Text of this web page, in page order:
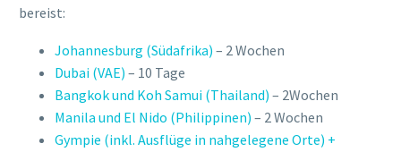
bereist:
Johannesburg (Südafrika) – 2 Wochen
Dubai (VAE) – 10 Tage
Bangkok und Koh Samui (Thailand) – 2Wochen
Manila und El Nido (Philippinen) – 2 Wochen
Gympie (inkl. Ausflüge in nahgelegene Orte) +